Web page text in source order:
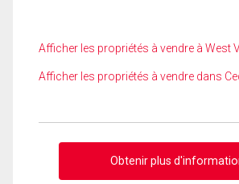
Afficher les propriétés à vendre à West
Afficher les propriétés à vendre dans
Obtenir plus